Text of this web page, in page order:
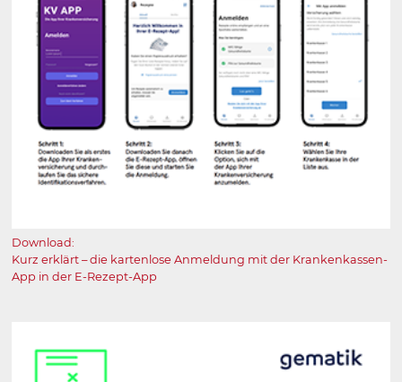
Download:
Kurz erklärt – die kartenlose An­mel­dung mit der Kranken­kassen-
App in der E-Rezept-App